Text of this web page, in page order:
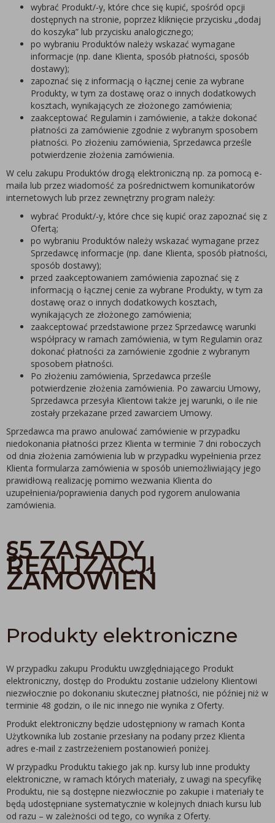
wybrać Produkt/-y, które chce się kupić, spośród opcji
dostępnych na stronie, poprzez kliknięcie przycisku „dodaj
do koszyka” lub przycisku analogicznego;
po wybraniu Produktów należy wskazać wymagane
informacje (np. dane Klienta, sposób płatności, sposób
dostawy);
zapoznać się z informacją o łącznej cenie za wybrane
Produkty, w tym za dostawę oraz o innych dodatkowych
kosztach, wynikających ze złożonego zamówienia;
zaakceptować Regulamin i zamówienie, a także dokonać
płatności za zamówienie zgodnie z wybranym sposobem
płatności. Po złożeniu zamówienia, Sprzedawca prześle
potwierdzenie złożenia zamówienia.
W celu zakupu Produktów drogą elektroniczną np. za pomocą e-
maila lub przez wiadomość za pośrednictwem komunikatorów
internetowych lub przez zewnętrzny program należy:
wybrać Produkt/-y, które chce się kupić oraz zapoznać się z
Ofertą;
po wybraniu Produktów należy wskazać wymagane przez
Sprzedawcę informacje (np. dane Klienta, sposób płatności,
sposób dostawy);
przed zaakceptowaniem zamówienia zapoznać się z
informacją o łącznej cenie za wybrane Produkty, w tym za
dostawę oraz o innych dodatkowych kosztach,
wynikających ze złożonego zamówienia;
zaakceptować przedstawione przez Sprzedawcę warunki
współpracy w ramach zamówienia, w tym Regulamin oraz
dokonać płatności za zamówienie zgodnie z wybranym
sposobem płatności.
Po złożeniu zamówienia, Sprzedawca prześle
potwierdzenie złożenia zamówienia. Po zawarciu Umowy,
Sprzedawca przesyła Klientowi także jej warunki, o ile nie
zostały przekazane przed zawarciem Umowy.
Sprzedawca ma prawo anulować zamówienie w przypadku
niedokonania płatności przez Klienta w terminie 7 dni roboczych
od dnia złożenia zamówienia lub w przypadku wypełnienia przez
Klienta formularza zamówienia w sposób uniemożliwiający jego
prawidłową realizację pomimo wezwania Klienta do
uzupełnienia/poprawienia danych pod rygorem anulowania
zamówienia.
§5 ZASADY
REALIZACJI
ZAMÓWIEŃ
Produkty elektroniczne
W przypadku zakupu Produktu uwzględniającego Produkt
elektroniczny, dostęp do Produktu zostanie udzielony Klientowi
niezwłocznie po dokonaniu skutecznej płatności, nie później niż w
terminie 48 godzin, o ile nic innego nie wynika z Oferty.
Produkt elektroniczny będzie udostępniony w ramach Konta
Użytkownika lub zostanie przesłany na podany przez Klienta
adres e-mail z zastrzeżeniem postanowień poniżej.
W przypadku Produktu takiego jak np. kursy lub inne produkty
elektroniczne, w ramach których materiały, z uwagi na specyfikę
Produktu, nie są dostępne niezwłocznie po zakupie i materiały te
będą udostępniane systematycznie w kolejnych dniach kursu lub
od razu – w zależności od tego, co wynika z Oferty.